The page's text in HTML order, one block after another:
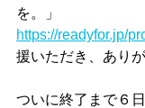
を。」
https://readyfor.jp/
援いただき、あり
ついに終了まで６